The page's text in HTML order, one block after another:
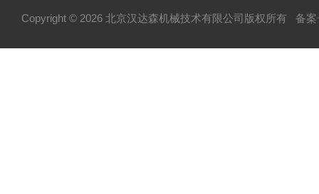
Copyright © 2026 北京汉达森机械技术有限公司版权所有 备案